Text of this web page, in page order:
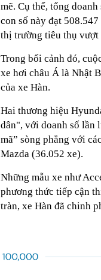
mẽ. Cụ thể, tổng
con số này đạt
thị trường tiêu thụ vượt
Trong bối cảnh đó,
xe hơi châu Á là Nhật
của xe Hàn.
Hai thương hiệu
dân", với doanh số lần
mã” sòng phẳng với
Mazda (36.052 xe).
Những mẫu xe như
phương thức tiếp cận
tràn, xe Hàn đã chinh